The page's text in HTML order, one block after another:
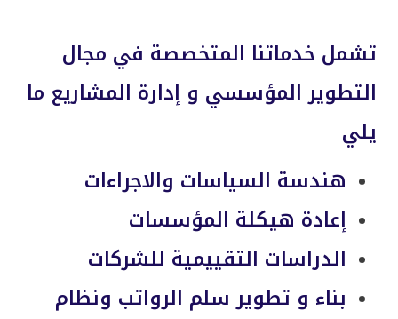
تشمل خدماتنا المتخصصة في مجال
التطوير المؤسسي و إدارة المشاريع ما
يلي
هندسة السياسات والاجراءات
إعادة هيكلة المؤسسات
الدراسات التقييمية للشركات
بناء و تطوير سلم الرواتب ونظام